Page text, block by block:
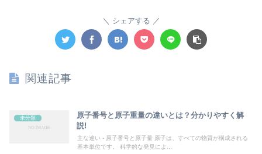
シェアする
関連記事
未分類
原子番号と原子重量の違いとは？分かりやすく解
説!
主な違い - 原子番号と原子量 原子は、すべての物質が構成される
基本単位です。 科学的な発見によ...